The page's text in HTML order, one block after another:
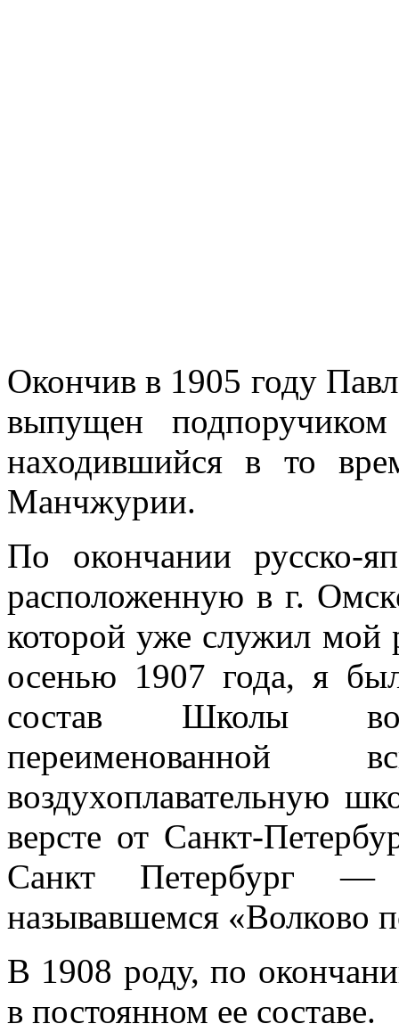
Окончив в 1905 году
выпущен
находившийся в то
Манчжурии.
По окончании русско-
расположенную в г.
которой уже служил мой
осенью 1907 года, я
состав Школы
воздухоплавательную
версте от Санкт-
Санкт Петербург
называвшемся «Волково
В 1908 роду, по
в постоянном ее составе.